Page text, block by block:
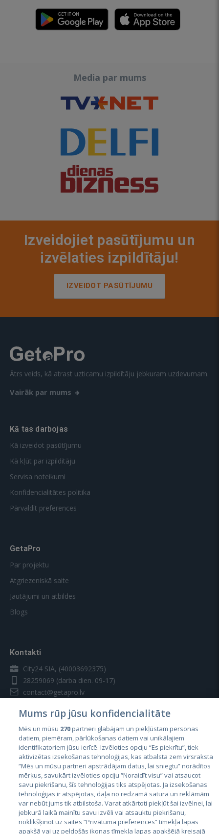
Media par mums
Izveidojiet pasūtījumu un
izvēlaties izpildītāju!
IZVEIDOT PASŪTĪJUMU
Ātrs veids, kā atrast uzticamu izpildītāju jebkuram uzdevumam.
Vairāk par mums
Kā tas darbojas
Kā izveidot pasūtījumu
Kā kļūt par izpildītāju
Servisa noteikumi
Konfidencialitātes politika
Pārvaldīt preferences
GetaPro
Par projektu
Atgriezeniskā saite
Jautājumi un atbildes
Blogs
Kontakti
City24 SIA, (40003692375)
28259069 (darba dien. 09-17)
contact@getapro.lv
Valstis
Igaunija
Latvija
Lietuva
Mums rūp jūsu konfidencialitāte
Mēs un mūsu 270partneri glabājam un piekļūstam personas
datiem, piemēram, pārlūkošanas datiem vai unikālajiem
identifikatoriem jūsu ierīcē. Izvēloties opciju “Es piekrītu”, tiek
aktivizētas izsekošanas tehnoloģijas, kas atbalsta zem virsraksta
“Mēs un mūsu partneri apstrādājam datus, lai sniegtu” norādītos
mērķus, savukārt izvēloties opciju “Noraidīt visu” vai atsaucot
savu piekrišanu, šīs tehnoloģijas tiks atspējotas. Ja izsekošanas
tehnoloģijas ir atspējotas, daļa no redzamā satura un reklāmām
var nebūt jums tik atbilstoša. Varat atkārtoti piekļūt šai izvēlnei, lai
jebkurā laikā mainītu savu izvēli vai atsauktu piekrišanu,
noklikšķinot uz saites “Privātuma preferences” tīmekļa lapas
apakšā vai uz peldošās ikonas tīmekļa lapas apakšējā kreisajā